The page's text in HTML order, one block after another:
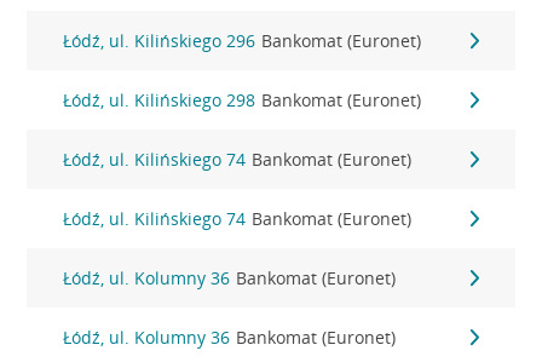
Łódź, ul. Kilińskiego 296 Bankomat (Euronet)
Łódź, ul. Kilińskiego 298 Bankomat (Euronet)
Łódź, ul. Kilińskiego 74 Bankomat (Euronet)
Łódź, ul. Kilińskiego 74 Bankomat (Euronet)
Łódź, ul. Kolumny 36 Bankomat (Euronet)
Łódź, ul. Kolumny 36 Bankomat (Euronet)